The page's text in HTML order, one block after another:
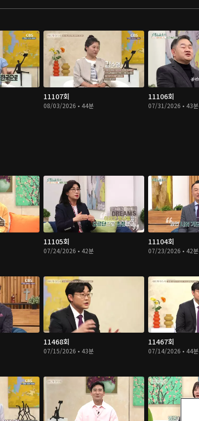
11107회
08/03/2026 • 44분
11106회
07/31/2026 • 43분
11105회
07/24/2026 • 42분
11104회
07/23/2026 • 42분
11468회
07/15/2026 • 43분
11467회
07/14/2026 • 44분